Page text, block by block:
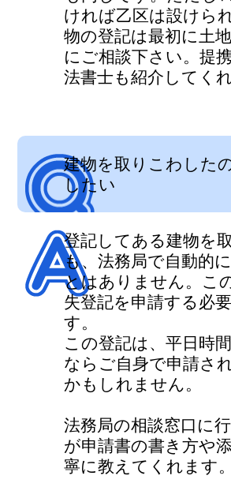
ければ乙区は設けら
物の登記は最初に土
にご相談下さい。提
法書士も紹介してくれ
建物を取りこわした
したい
登記してある建物を
も、法務局で自動的
とはありません。こ
失登記を申請する必
す。
この登記は、平日時
ならご自身で申請さ
かもしれません。
法務局の相談窓口に
が申請書の書き方や
寧に教えてくれます。